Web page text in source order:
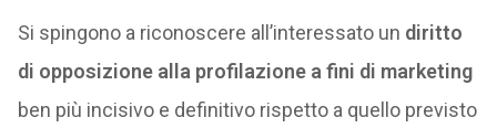
Si spingono a riconoscere all’interessato un diritto
di opposizione alla profilazione a fini di marketing
ben più incisivo e definitivo rispetto a quello previsto